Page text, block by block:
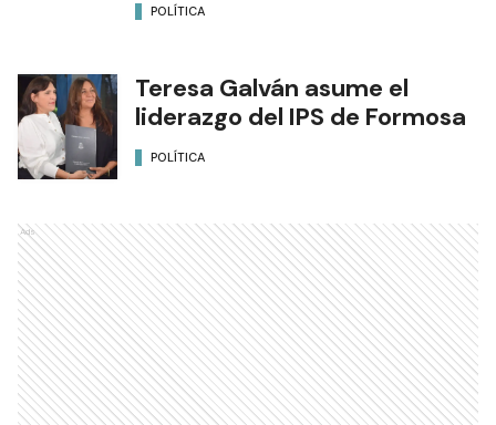
POLÍTICA
Teresa Galván asume el
liderazgo del IPS de Formosa
POLÍTICA
Ads